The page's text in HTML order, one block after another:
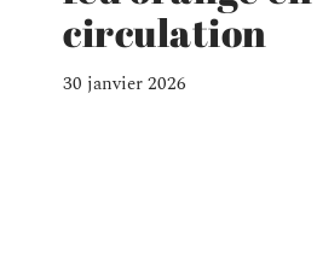
circulation
30 janvier 2026